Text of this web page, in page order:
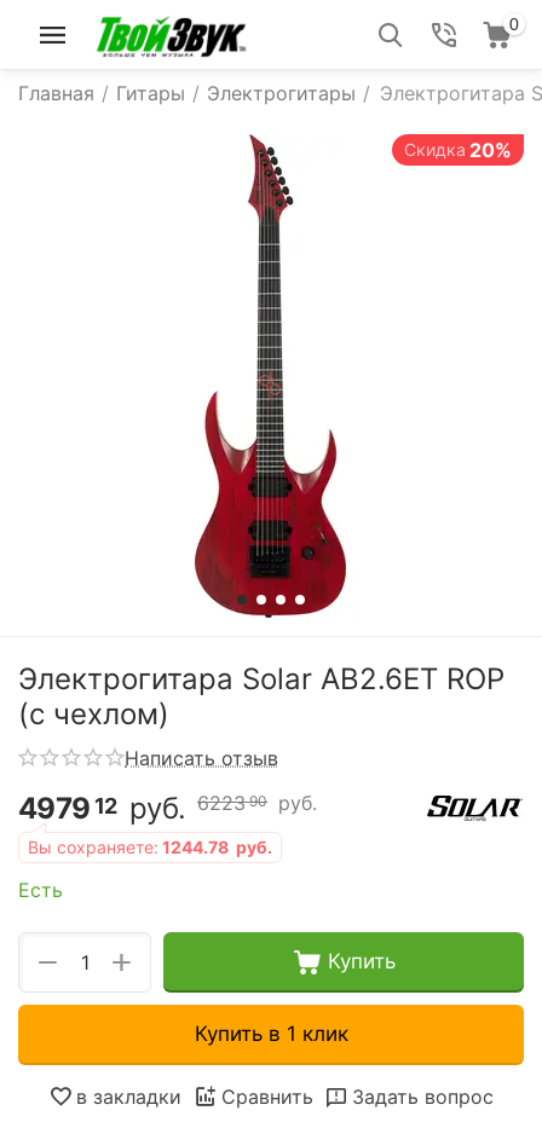
0
Главная / Гитары / Электрогитары / Электрогитара
Скидка 20%
Электрогитара Solar AB2.6ET ROP
(с чехлом)
Написать отзыв
4979 12 руб. 6223 90 руб.
Вы сохраняете: 1244.78 руб.
Есть
+
− Купить
Купить в 1 клик
в закладки Сравнить Задать вопрос